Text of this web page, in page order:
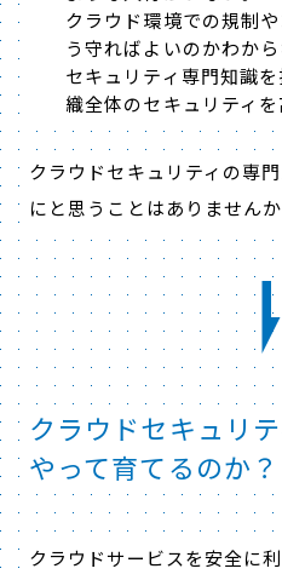
クラウド環境での規制
う守ればよいのかわから
セキュリティ専門知識
織全体のセキュリティを
クラウドセキュリティの専
にと思うことはありませんか
クラウドセキュリ
やって育てるのか？
クラウドサービスを安全に